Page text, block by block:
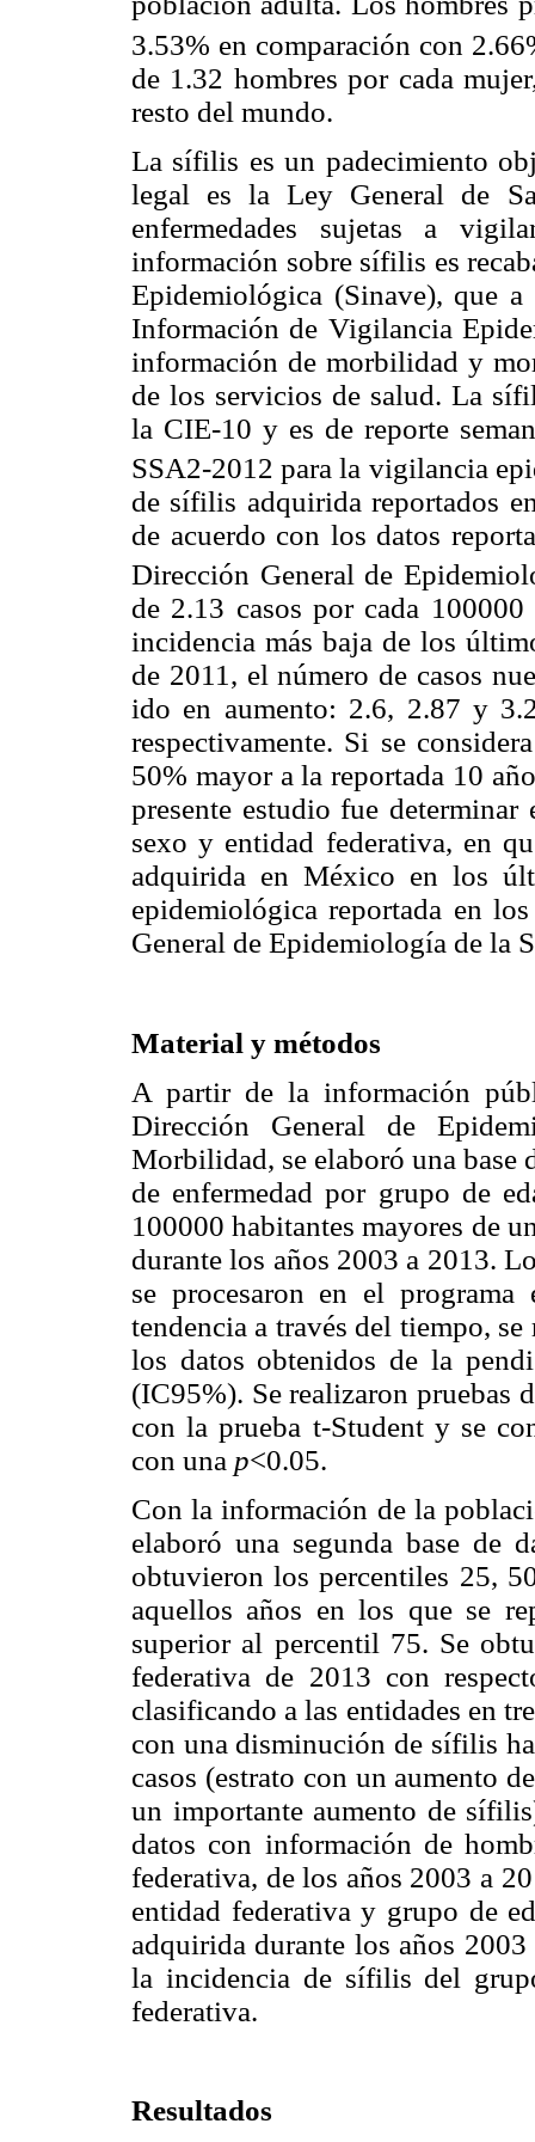
3.53% en comparación con
de 1.32 hombres por cada
resto del mundo.
La sífilis es un padecimiento
legal es la Ley General de
enfermedades sujetas a
información sobre sífilis es
Epidemiológica (Sinave), que
Información de Vigilancia
información de morbilidad y
de los servicios de salud. La
la CIE-10 y es de reporte
SSA2-2012 para la vigilancia
de sífilis adquirida reportados
de acuerdo con los datos
Dirección General de
de 2.13 casos por cada
incidencia más baja de los
de 2011, el número de casos
ido en aumento: 2.6, 2.87 y
respectivamente. Si se
50% mayor a la reportada 10
presente estudio fue
sexo y entidad federativa, en
adquirida en México en los
epidemiológica reportada en
General de Epidemiología de la
Material y métodos
A partir de la información
Dirección General de
Morbilidad, se elaboró una base
de enfermedad por grupo de
100000 habitantes mayores de
durante los años 2003 a 2013.
se procesaron en el programa
tendencia a través del tiempo,
los datos obtenidos de la
(IC95%). Se realizaron pruebas
con la prueba t-Student y se
con una p<0.05.
Con la información de la
elaboró una segunda base de
obtuvieron los percentiles 25,
aquellos años en los que se
superior al percentil 75. Se
federativa de 2013 con
clasificando a las entidades en
con una disminución de sífilis
casos (estrato con un aumento
un importante aumento de
datos con información de
federativa, de los años 2003 a
entidad federativa y grupo de
adquirida durante los años
la incidencia de sífilis del
federativa.
Resultados